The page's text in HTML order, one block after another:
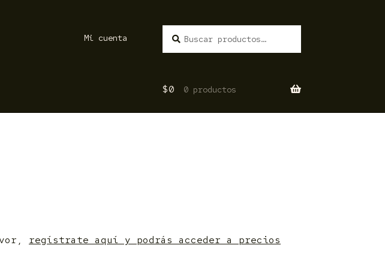
Mi cuenta
por:
$0 0 productos
regístrate aquí y podrás acceder a precios